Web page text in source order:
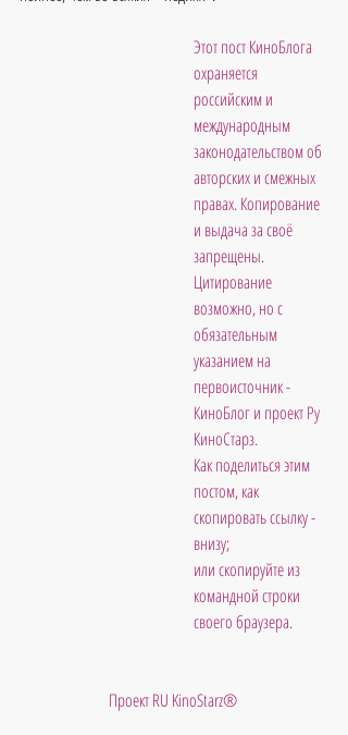
Этот пост КиноБлога
охраняется
российским и
международным
законодательством об
авторских и смежных
правах. Копирование
и выдача за своё
запрещены.
Цитирование
возможно, но с
обязательным
указанием на
первоисточник -
КиноБлог и проект Ру
КиноСтарз.
Как поделиться этим
постом, как
скопировать ссылку -
внизу;
или скопируйте из
командной строки
своего браузера.
Проект RU KinoStarz®